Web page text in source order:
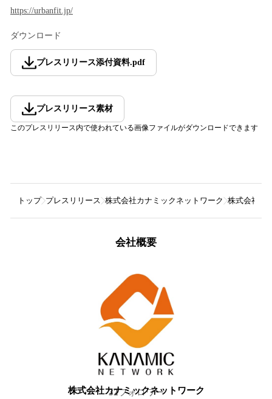
https://urbanfit.jp/
ダウンロード
プレスリリース添付資料.pdf
プレスリリース素材
このプレスリリース内で使われている画像ファイルがダウンロードできます
トップ プレスリリース 株式会社カナミックネットワーク 株式会社ア
会社概要
株式会社カナミックネットワーク
32フォロワー